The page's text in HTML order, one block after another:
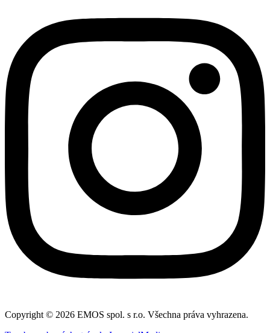
Copyright © 2026 EMOS spol. s r.o. Všechna práva vyhrazena.